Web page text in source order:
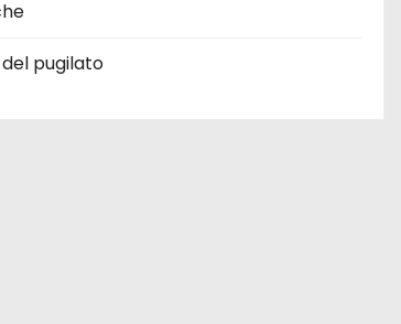
pugilato